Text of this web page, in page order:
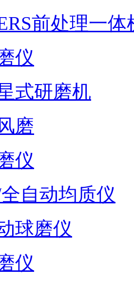
前处理一体
仪
式研磨机
磨
仪
自动均质仪
球磨仪
仪